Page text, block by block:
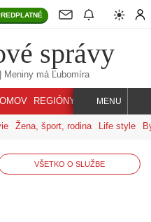
správy
| Meniny má Ľubomíra
REGIÓNY INDEX SVET
MENU
Žena, šport, rodina Life style
VŠETKO O SLUŽBE